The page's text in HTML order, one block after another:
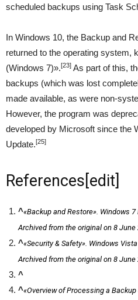
scheduled backups using Task
In Windows 10, the Backup and
returned to the operating system,
(Windows 7)».[23] As part of this,
backups (which was lost
made available, as were non-
However, the program was
developed by Microsoft since the
Update.[25]
References edit
^«Backup and Restore». Windows 7
Archived from the original on 8 June
^«Security & Safety». Windows
Archived from the original on 8 June
^
^«Overview of Processing a